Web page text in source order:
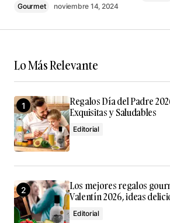
Your Name*
Your E-mail*
Guarda mi nombre, correo
navegador para la próxima vez
Submit Comment
Gourmet noviembre 14, 2024
Lo Más Relevante
Regalos Día del Padre
Exquisitas y Saludables
Editorial
Los mejores regalos
Valentín 2026, ideas
Editorial